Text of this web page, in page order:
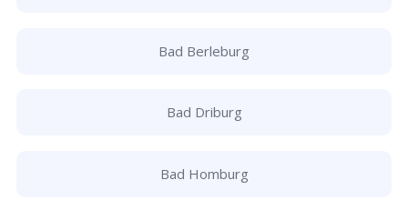
Bad Berleburg
Bad Driburg
Bad Homburg